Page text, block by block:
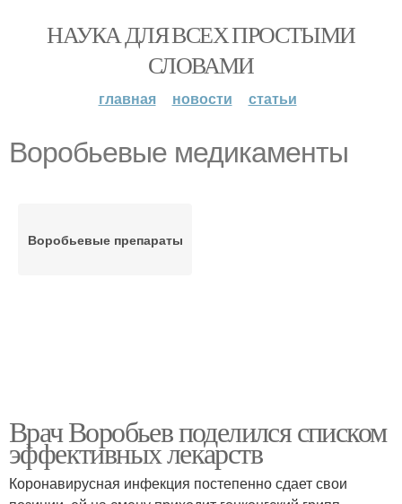
НАУКА ДЛЯ ВСЕХ ПРОСТЫМИ
СЛОВАМИ
главная новости статьи
Воробьевые медикаменты
Воробьевые препараты
Врач Воробьев поделился списком
эффективных лекарств
Коронавирусная инфекция постепенно сдает свои